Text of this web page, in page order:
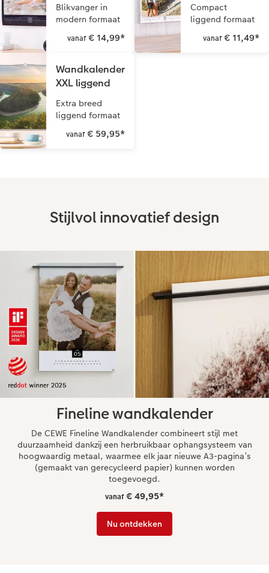
Blikvanger in
modern formaat
vanaf€ 14,99*
Compact
liggend formaat
vanaf€ 11,49*
Wandkalender
XXL liggend
Extra breed
liggend formaat
vanaf€ 59,95*
Stijlvol innovatief design
Fineline wandkalender
De CEWE Fineline Wandkalender combineert stijl met
duurzaamheid dankzij een herbruikbaar ophangsysteem van
hoogwaardig metaal, waarmee elk jaar nieuwe A3-pagina’s
(gemaakt van gerecycleerd papier) kunnen worden
toegevoegd.
vanaf€ 49,95*
Nu ontdekken